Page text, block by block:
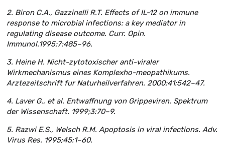
2. Biron C.A., Gazzinelli R.T. Effects of IL-12 on immune
response to microbial infections: a key mediator in
regulating disease outcome. Curr. Opin.
Immunol.1995;7:485–96.
3. Heine H. Nicht-zytotoxischer anti-viraler
Wirkmechanismus eines Komplexho-meopathikums.
Arztezeitschrift fur Naturheilverfahren. 2000;41:542–47.
4. Laver G., et al. Entwaffnung von Grippeviren. Spektrum
der Wissenschaft. 1999;3:70–9.
5. Razwi E.S., Welsch R.M. Apoptosis in viral infections. Adv.
Virus Res. 1995;45:1–60.